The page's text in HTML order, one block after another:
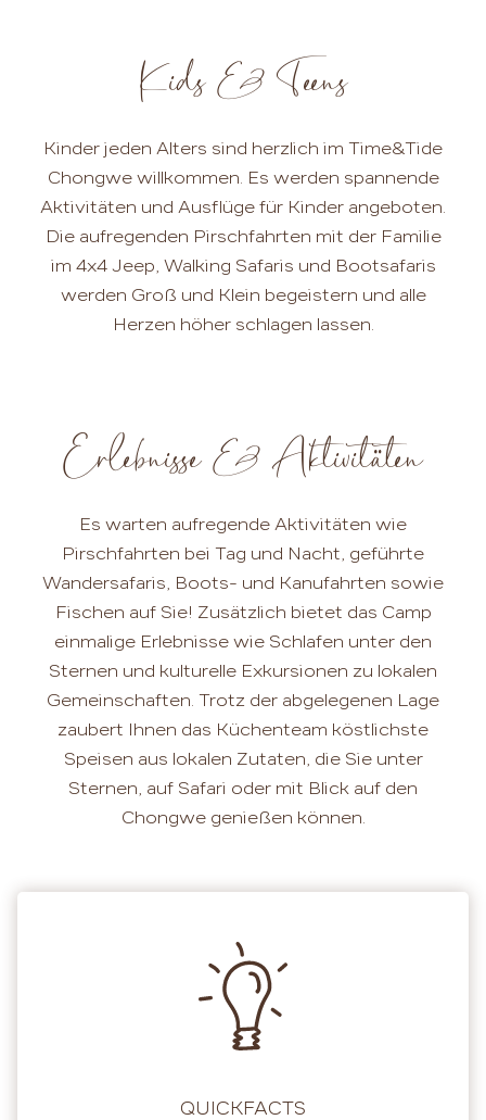
Kids & Teens
Kinder jeden Alters sind herzlich im Time&Tide
Chongwe willkommen. Es werden spannende
Aktivitäten und Ausflüge für Kinder angeboten.
Die aufregenden Pirschfahrten mit der Familie
im 4x4 Jeep, Walking Safaris und Bootsafaris
werden Groß und Klein begeistern und alle
Herzen höher schlagen lassen.
Erlebnisse & Aktivitäten
Es warten aufregende Aktivitäten wie
Pirschfahrten bei Tag und Nacht, geführte
Wandersafaris, Boots- und Kanufahrten sowie
Fischen auf Sie! Zusätzlich bietet das Camp
einmalige Erlebnisse wie Schlafen unter den
Sternen und kulturelle Exkursionen zu lokalen
Gemeinschaften. Trotz der abgelegenen Lage
zaubert Ihnen das Küchenteam köstlichste
Speisen aus lokalen Zutaten, die Sie unter
Sternen, auf Safari oder mit Blick auf den
Chongwe genießen können.
QUICKFACTS